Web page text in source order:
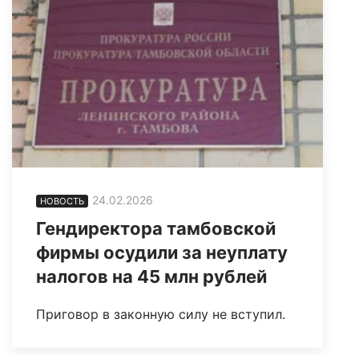
НОВОСТЬ 24.02.2026
Гендиректора тамбовской
фирмы осудили за неуплату
налогов на 45 млн рублей
Приговор в законную силу не вступил.